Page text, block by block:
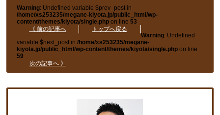
Warning: Undefined variable $prev_post in
/home/xs253235/megane-kiyota.jp/public_html/wp-
content/themes/kiyota/single.php on line53
《 前の記事へ
トップへ戻る
Warning: Undefined
variable $next_post in/home/xs253235/megane-
kiyota.jp/public_html/wp-content/themes/kiyota/single.php on line
59
次の記事へ 》